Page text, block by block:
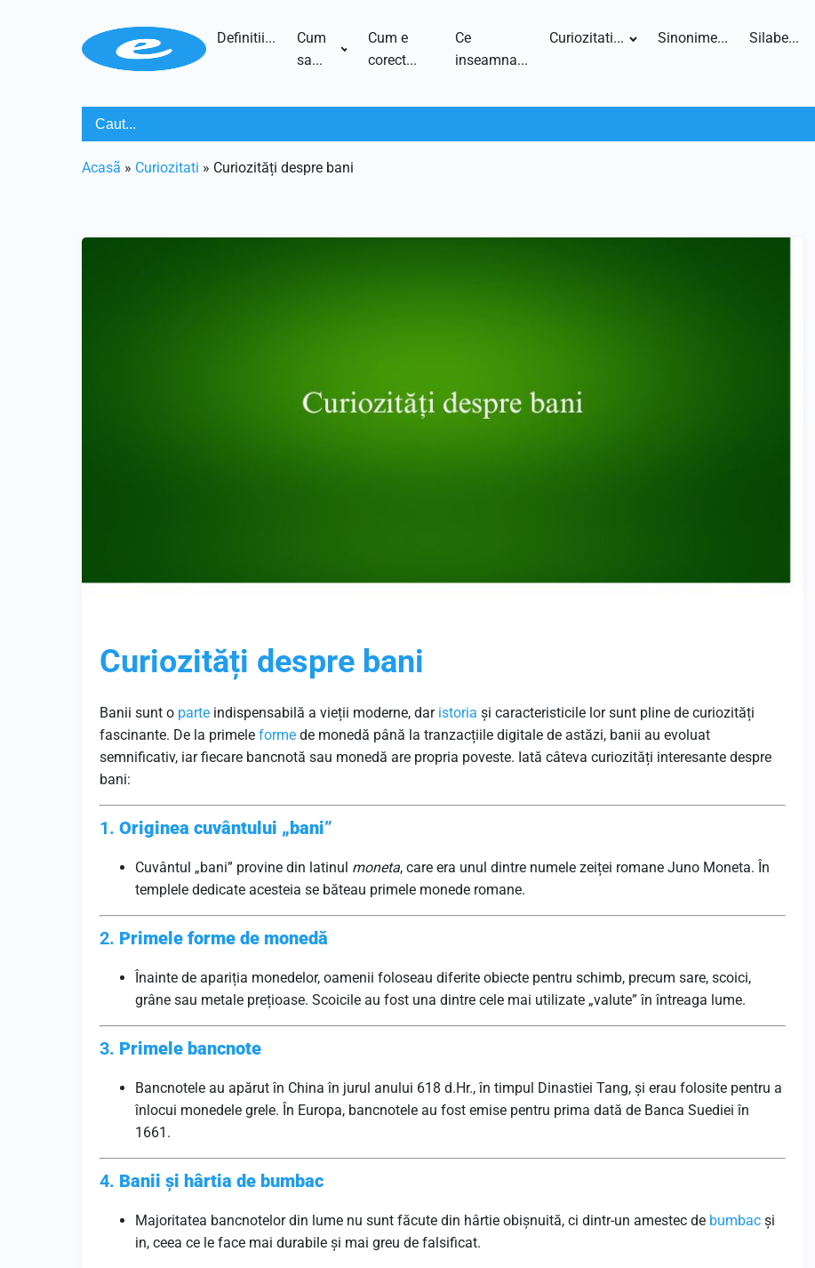
Definitii...
Cum
sa...
Cum e
corect...
Ce
inseamna...
Curiozitati... Sinonime... Silabe...
Acasã » Curiozitati » Curiozități despre bani
Curiozități despre bani
Banii sunt o parte indispensabilă a vieții moderne, dar istoria și caracteristicile lor sunt pline de curiozități
fascinante. De la primele forme de monedă până la tranzacțiile digitale de astăzi, banii au evoluat
semnificativ, iar fiecare bancnotă sau monedă are propria poveste. Iată câteva curiozități interesante despre
bani:
1. Originea cuvântului „bani”
Cuvântul „bani” provine din latinul moneta, care era unul dintre numele zeiței romane Juno Moneta. În
templele dedicate acesteia se băteau primele monede romane.
2. Primele forme de monedă
Înainte de apariția monedelor, oamenii foloseau diferite obiecte pentru schimb, precum sare, scoici,
grâne sau metale prețioase. Scoicile au fost una dintre cele mai utilizate „valute” în întreaga lume.
3. Primele bancnote
Bancnotele au apărut în China în jurul anului 618 d.Hr., în timpul Dinastiei Tang, și erau folosite pentru a
înlocui monedele grele. În Europa, bancnotele au fost emise pentru prima dată de Banca Suediei în
1661.
4. Banii și hârtia de bumbac
Majoritatea bancnotelor din lume nu sunt făcute din hârtie obișnuită, ci dintr-un amestec de bumbac și
in, ceea ce le face mai durabile și mai greu de falsificat.